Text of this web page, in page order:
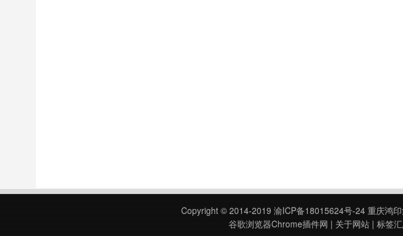
Copyright © 2014-2019 渝ICP备18015624号-24 重庆鸿
谷歌浏览器Chrome插件网 | 关于网站| 标签